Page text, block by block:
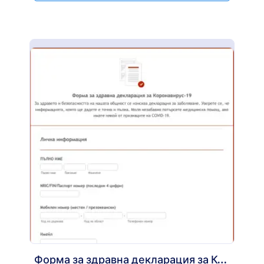
Форма за здравна декларация за Коронавирус 19